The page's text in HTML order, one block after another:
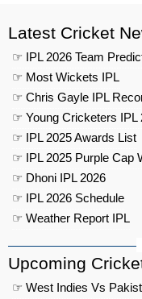
Latest Cricket
☞ IPL 2026 Team
☞ Most Wickets IPL
☞ Chris Gayle IPL
☞ Young Cricketers IPL
☞ IPL 2025 Awards List
☞ IPL 2025 Purple Cap
☞ Dhoni IPL 2026
☞ IPL 2026 Schedule
☞ Weather Report IPL
Upcoming
☞ West Indies Vs